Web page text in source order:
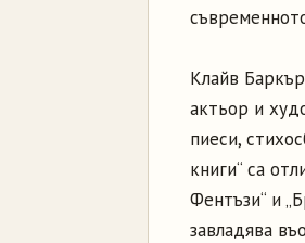
Клайв
актьор и
пиеси,
книги“ са
Фентъзи“ и
завладява